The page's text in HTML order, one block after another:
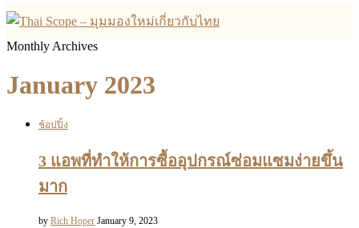
Monthly Archives
January 2023
ช้อปปิ้ง
3 แอพที่ทำให้การซื้ออุปกรณ์ซ่อมแซมง่ายขึ้น
มาก
by Rich Hoper January 9, 2023